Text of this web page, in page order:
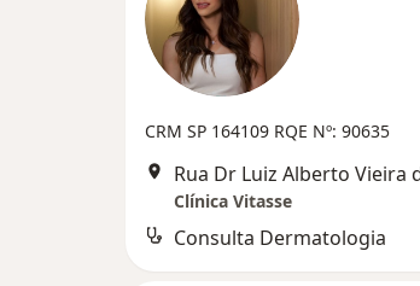
CRM SP 164109 RQE Nº: 90635
Clínica Vitasse
Consulta Dermatologia